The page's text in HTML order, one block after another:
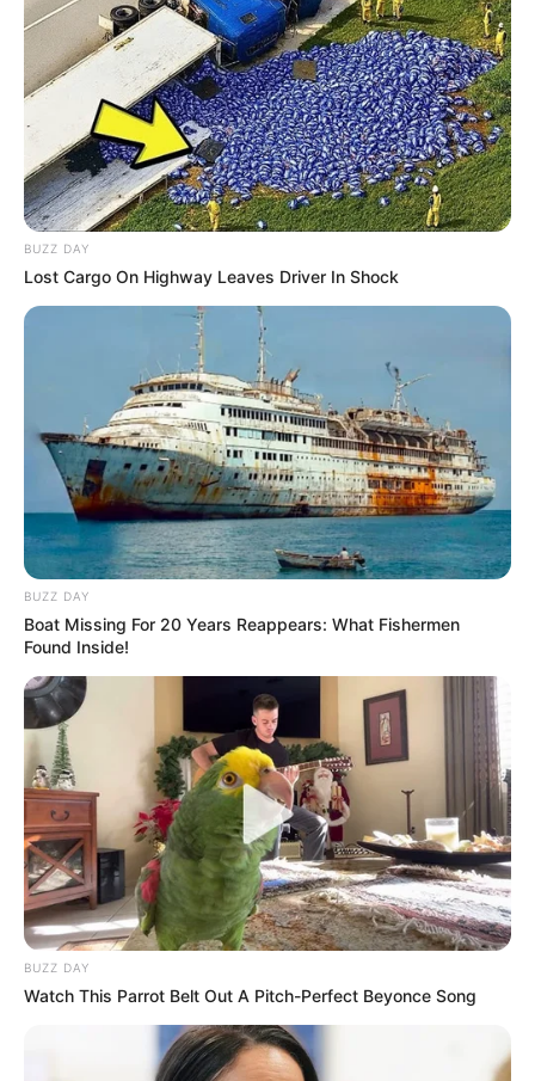
Ideias em casa
BUZZ DAY
Lost Cargo On Highway Leaves Driver In Shock
BUZZ DAY
Boat Missing For 20 Years Reappears: What Fishermen
Found Inside!
BUZZ DAY
Watch This Parrot Belt Out A Pitch-Perfect Beyonce Song